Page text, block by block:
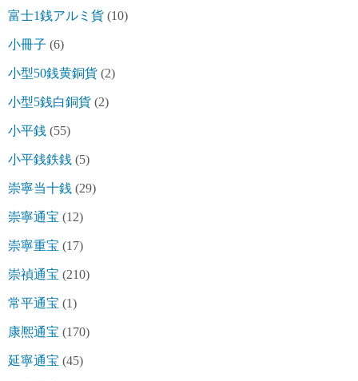
富士1銭アルミ貨 (10)
小冊子 (6)
小型50銭黄銅貨 (2)
小型5銭白銅貨 (2)
小平銭 (55)
小平銭鉄銭 (5)
崇寧当十銭 (29)
崇寧通宝 (12)
崇寧重宝 (17)
崇禎通宝 (210)
常平通宝 (1)
康熈通宝 (170)
延寧通宝 (45)